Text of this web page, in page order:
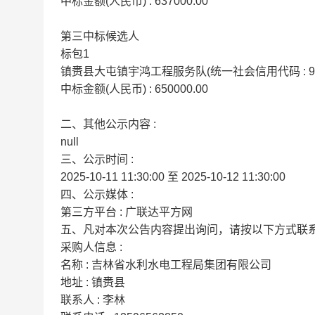
第三中标候选人
标包1
镇赉县大屯镇宇鸿工程服务队(统一社会信用代码 :
中标金额(人民币) : 650000.00
二、其他公示内容 :
null
三、公示时间 :
2025-10-11 11:30:00 至 2025-10-12 11:30:00
四、公示媒体 :
第三方平台 : 广联达平方网
五、凡对本次公告内容提出询问，请按以下方式联
采购人信息 :
名称 : 吉林省水利水电工程局集团有限公司
地址 : 镇赉县
联系人 : 李林